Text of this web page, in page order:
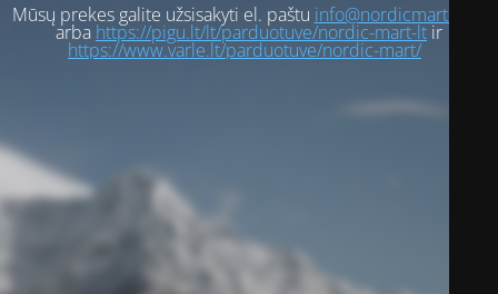
Mūsų prekes galite užsisakyti el. paštu info@nordicmart.com
arba https://pigu.lt/lt/parduotuve/nordic-mart-ltir
https://www.varle.lt/parduotuve/nordic-mart/